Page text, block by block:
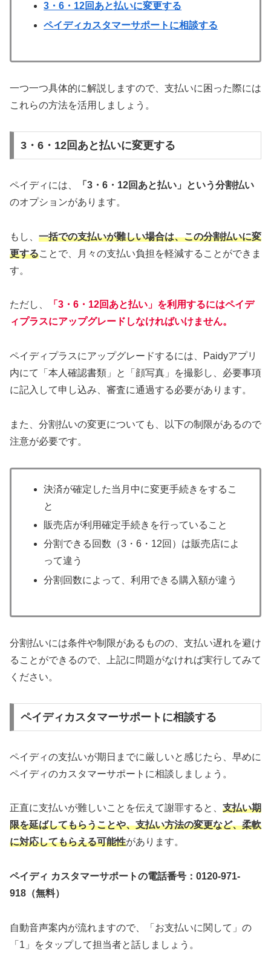
3・6・12回あと払いに変更する
ペイディカスタマーサポートに相談する
一つ一つ具体的に解説しますので、支払いに困った際には
これらの方法を活用しましょう。
3・6・12回あと払いに変更する
ペイディには、
「3・6・12回あと払い」という分割払い
のオプションがあります。
もし、 一括での支払いが難しい場合は、この分割払いに変
更することで、月々の支払い負担を軽減することができま
す。
ただし、
「3・6・12回あと払い」を利用するにはペイデ
ィプラスにアップグレードしなければいけません。
ペイディプラスにアップグレードするには、Paidyアプリ
内にて「本人確認書類」と「顔写真」を撮影し、必要事項
に記入して申し込み、審査に通過する必要があります。
また、分割払いの変更についても、以下の制限があるので
注意が必要です。
決済が確定した当月中に変更手続きをするこ
と
販売店が利用確定手続きを行っていること
分割できる回数（3・6・12回）は販売店によ
って違う
分割回数によって、利用できる購入額が違う
分割払いには条件や制限があるものの、支払い遅れを避け
ることができるので、上記に問題がなければ実行してみて
ください。
ペイディカスタマーサポートに相談する
ペイディの支払いが期日までに厳しいと感じたら、早めに
ペイディのカスタマーサポートに相談しましょう。
正直に支払いが難しいことを伝えて謝罪すると、 支払い期
限を延ばしてもらうことや、支払い方法の変更など、柔軟
に対応してもらえる可能性があります。
ペイディ カスタマーサポートの電話番号：0120-971-
918（無料）
自動音声案内が流れますので、「お支払いに関して」の
「1」をタップして担当者と話しましょう。